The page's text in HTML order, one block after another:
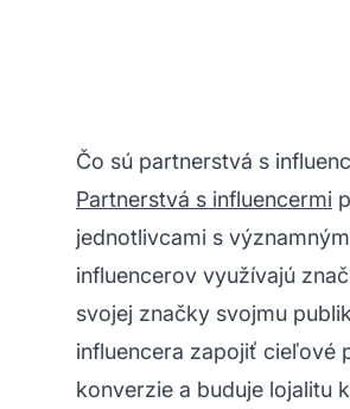
Čo sú partnerstvá s
Partnerstvá s influencermi
jednotlivcami s
influencerov využívajú
svojej značky svojmu
influencera zapojiť cieľové
konverzie a buduje lojalitu